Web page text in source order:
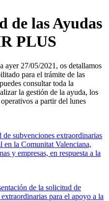
de las Ayudas
PLUS
ayer 27/05/2021, os detallamos
para el trámite de las
consultar toda la
la gestión de la ayuda, los
a partir del lunes
subvenciones extraordinarias
en la Comunitat Valenciana,
y empresas, en respuesta a la
de la solicitud de
para el apoyo a la